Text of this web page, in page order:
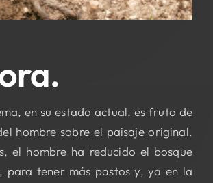
en su estado actual, es fruto de
hombre sobre el paisaje original.
el hombre ha reducido el bosque
para tener más pastos y, ya en la